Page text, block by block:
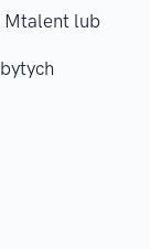
Mtalent lub